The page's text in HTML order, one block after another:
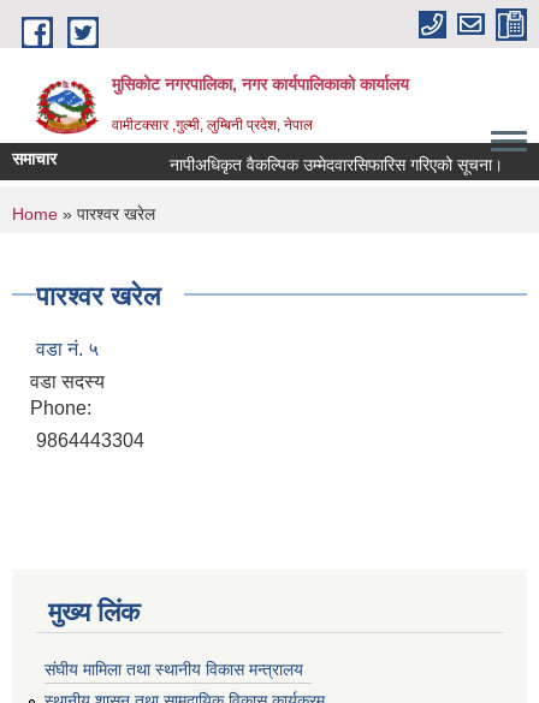
Skip to main content
मुसिकोट नगरपालिका, नगर कार्यपालिकाकाे कार्यालय
वामीटक्सार ,गुल्मी, लुम्बिनी प्रदेश, नेपाल
समाचार नापीअधिकृत वैकल्पिक उम्मेदवारसिफारिस गरिएको सूचना।
You are here
Home » पारश्वर खरेल
पारश्वर खरेल
वडा नं. ५
वडा सदस्य
Phone:
9864443304
मुख्य लिंक
संघीय मामिला तथा स्थानीय विकास मन्त्रालय